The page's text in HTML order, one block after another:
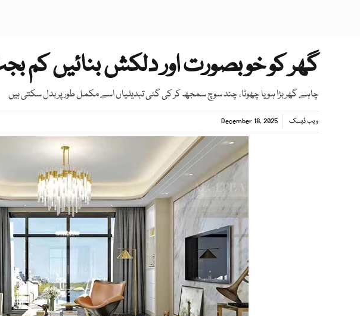
گھر کو خوبصورت اور دلکش بنائیں کم
چاہے گھر بڑا ہو یا چھوٹا، چند سوچ سمجھ کر کی گئی تبدیلیاں اسے مکمل طور پر بدل سکتی ہیں
ویب ڈیسک December 18, 2025